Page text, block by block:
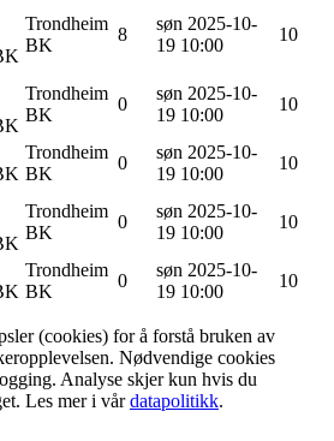
Trondheim
BK
8
søn 2025-10-
19 10:00
10
Trondheim
BK
0
søn 2025-10-
19 10:00
10
Trondheim
BK
0
søn 2025-10-
19 10:00
10
Trondheim
BK
0
søn 2025-10-
19 10:00
10
Trondheim
BK
0
søn 2025-10-
19 10:00
10
(cookies) for å forstå bruken av
Nødvendige cookies
Analyse skjer kun hvis du
Les mer i vår datapolitikk.